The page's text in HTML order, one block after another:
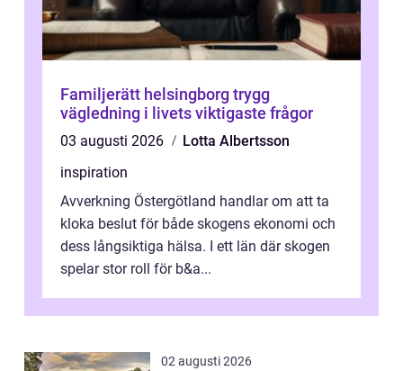
Familjerätt helsingborg trygg
vägledning i livets viktigaste frågor
03 augusti 2026
Lotta Albertsson
inspiration
Avverkning Östergötland handlar om att ta
kloka beslut för både skogens ekonomi och
dess långsiktiga hälsa. I ett län där skogen
spelar stor roll för b&a...
02 augusti 2026